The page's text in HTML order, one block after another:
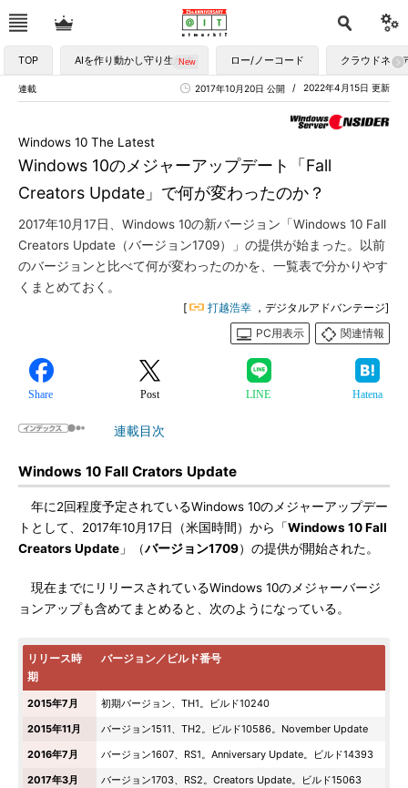
TOP AIを作り動かし守り生かす ロー/ノーコード クラウドネイ
連載 2022年4月15日 更新
2017年10月20日 公開
Windows 10のメジャーアップデート「Fall
Creators Update」で何が変わったのか？
Windows 10 The Latest
2017年10月17日、Windows 10の新バージョン「Windows 10 Fall
Creators Update（バージョン1709）」の提供が始まった。以前
のバージョンと比べて何が変わったのかを、一覧表で分かりやす
くまとめておく。
[ 打越浩幸 ，デジタルアドバンテージ]
PC用表示
関連情報
Share Post LINE Hatena
連載目次
Windows 10 Fall Crators Update
年に2回程度予定されているWindows 10のメジャーアップデー
トとして、2017年10月17日（米国時間）から「Windows 10 Fall
Creators Update 」（バージョン1709）の提供が開始された。
現在までにリリースされているWindows 10のメジャーバージ
ョンアップも含めてまとめると、次のようになっている。
リリース時
期
バージョン／ビルド番号
2015年7月
初期バージョン、TH1。ビルド10240
2015年11月
バージョン1511、TH2。ビルド10586。November Update
2016年7月
バージョン1607、RS1。Anniversary Update。ビルド14393
2017年3月
バージョン1703、RS2。Creators Update。ビルド15063